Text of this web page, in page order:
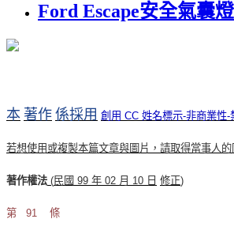
Ford Escape安全氣囊
本 著作 係採用 創用 CC 姓名標示-非商業性-
若想使用或複製本篇文章與圖片，請取得當事人
著作權法 (民國 99 年 02 月 10 日 修正)
第 91 條